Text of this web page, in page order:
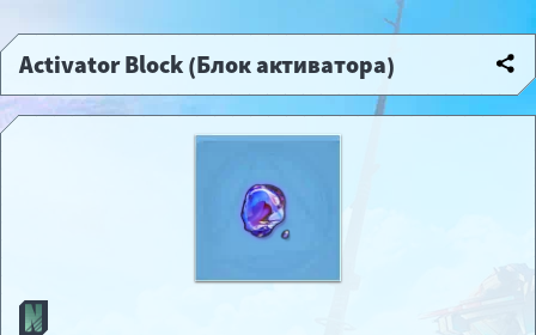
Activator Block (Блок активатора)